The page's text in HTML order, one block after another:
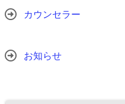
カウンセラー
お知らせ